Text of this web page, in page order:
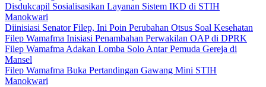
Disdukcapil Sosialisasikan Layanan Sistem IKD di STIH
Manokwari
Diinisiasi Senator Filep, Ini Poin Perubahan Otsus Soal Kesehatan
Filep Wamafma Inisiasi Penambahan Perwakilan OAP di DPRK
Filep Wamafma Adakan Lomba Solo Antar Pemuda Gereja di
Mansel
Filep Wamafma Buka Pertandingan Gawang Mini STIH
Manokwari